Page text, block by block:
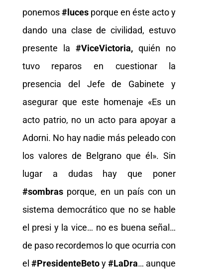
ponemos#lucesporque en éste acto y
dando una clase de civilidad, estuvo
presente la #ViceVictoria, quién no
tuvo reparos en cuestionar la
presencia del Jefe de Gabinete y
asegurar que este homenaje «Es un
acto patrio, no un acto para apoyar a
Adorni. No hay nadie más peleado con
los valores de Belgrano que él». Sin
lugar a dudas hay que poner
#sombrasporque, en un país con un
sistema democrático que no se hable
el presi y la vice… no es buena señal…
de paso recordemos lo que ocurria con
el #PresidenteBetoy#LaDra… aunque